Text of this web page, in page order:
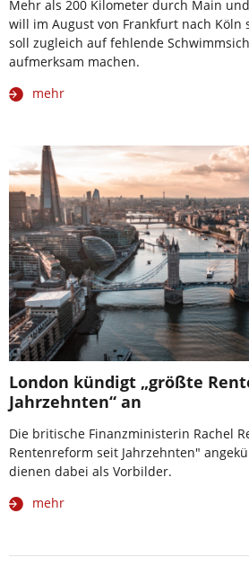
Mehr als 200 Kilometer durch Main
will im August von Frankfurt nach Köln
soll zugleich auf fehlende
aufmerksam machen.
mehr
London kündigt „größte
Jahrzehnten“ an
Die britische Finanzministerin Rachel
Rentenreform seit Jahrzehnten"
dienen dabei als Vorbilder.
mehr